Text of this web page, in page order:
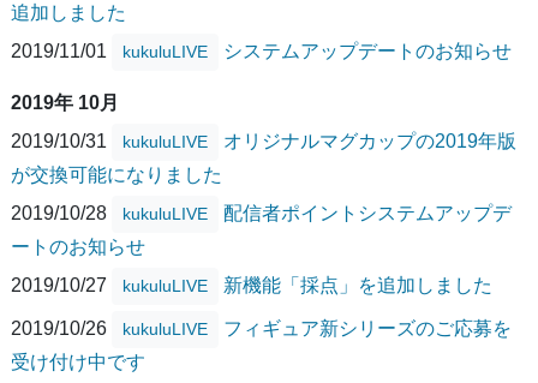
追加しました
2019/11/01
kukuluLIVE システムアップデートのお知らせ
2019年 10月
2019/10/31
kukuluLIVE
オリジナルマグカップの2019年版
が交換可能になりました
2019/10/28
kukuluLIVE
配信者ポイントシステムアップデ
ートのお知らせ
2019/10/27
kukuluLIVE 新機能「採点」を追加しました
2019/10/26 kukuluLIVE
フィギュア新シリーズのご応募を
受け付け中です